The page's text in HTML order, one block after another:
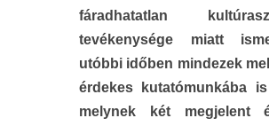
fáradhatatlan
tevékenysége miatt
utóbbi időben mindezek
érdekes kutatómunkába
melynek két megjelent